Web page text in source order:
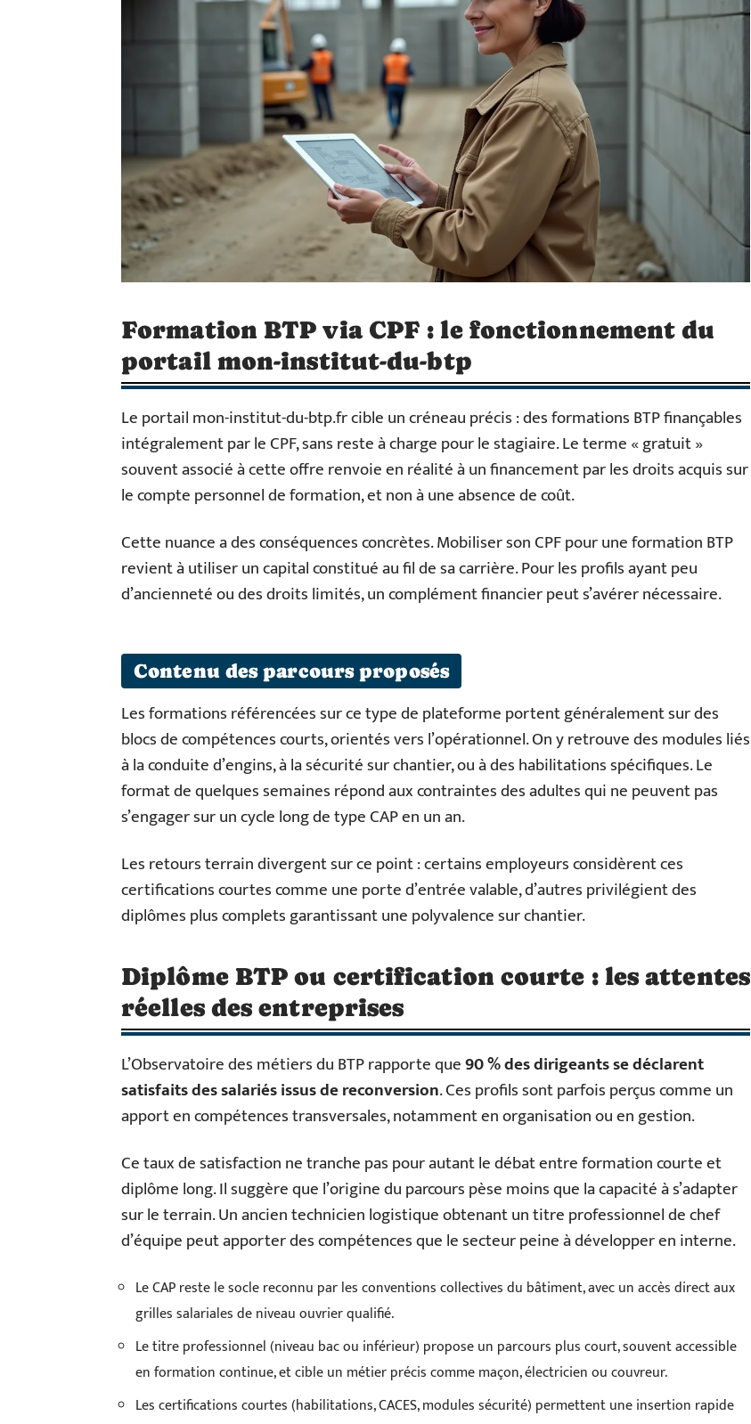
Formation BTP via CPF : le fonctionnement du
portail mon-institut-du-btp
Le portail mon-institut-du-btp.fr cible un créneau précis : des formations BTP finançables
intégralement par le CPF, sans reste à charge pour le stagiaire. Le terme « gratuit »
souvent associé à cette offre renvoie en réalité à un financement par les droits acquis sur
le compte personnel de formation, et non à une absence de coût.
Cette nuance a des conséquences concrètes. Mobiliser son CPF pour une formation BTP
revient à utiliser un capital constitué au fil de sa carrière. Pour les profils ayant peu
d’ancienneté ou des droits limités, un complément financier peut s’avérer nécessaire.
Contenu des parcours proposés
Les formations référencées sur ce type de plateforme portent généralement sur des
blocs de compétences courts, orientés vers l’opérationnel. On y retrouve des modules liés
à la conduite d’engins, à la sécurité sur chantier, ou à des habilitations spécifiques. Le
format de quelques semaines répond aux contraintes des adultes qui ne peuvent pas
s’engager sur un cycle long de type CAP en un an.
Les retours terrain divergent sur ce point : certains employeurs considèrent ces
certifications courtes comme une porte d’entrée valable, d’autres privilégient des
diplômes plus complets garantissant une polyvalence sur chantier.
Diplôme BTP ou certification courte : les attentes
réelles des entreprises
L’Observatoire des métiers du BTP rapporte que90 % des dirigeants se déclarent
satisfaits des salariés issus de reconversion. Ces profils sont parfois perçus comme un
apport en compétences transversales, notamment en organisation ou en gestion.
Ce taux de satisfaction ne tranche pas pour autant le débat entre formation courte et
diplôme long. Il suggère que l’origine du parcours pèse moins que la capacité à s’adapter
sur le terrain. Un ancien technicien logistique obtenant un titre professionnel de chef
d’équipe peut apporter des compétences que le secteur peine à développer en interne.
Le CAP reste le socle reconnu par les conventions collectives du bâtiment, avec un accès direct aux
grilles salariales de niveau ouvrier qualifié.
Le titre professionnel (niveau bac ou inférieur) propose un parcours plus court, souvent accessible
en formation continue, et cible un métier précis comme maçon, électricien ou couvreur.
Les certifications courtes (habilitations, CACES, modules sécurité) permettent une insertion rapide